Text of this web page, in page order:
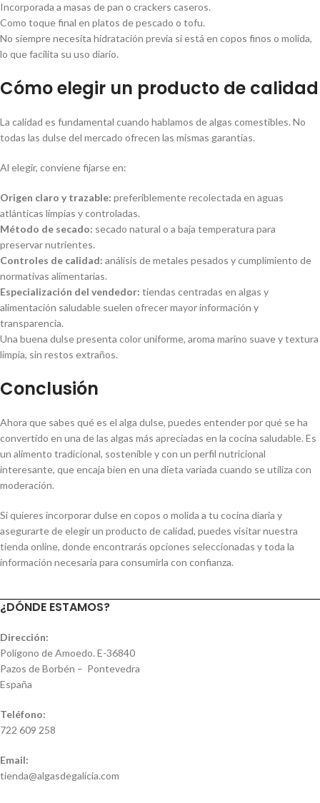
Incorporada a masas de pan o crackers caseros.
Como toque final en platos de pescado o tofu.
No siempre necesita hidratación previa si está en copos finos o molida,
lo que facilita su uso diario.
Cómo elegir un producto de calidad
La calidad es fundamental cuando hablamos de algas comestibles. No
todas las dulse del mercado ofrecen las mismas garantías.
Al elegir, conviene fijarse en:
Origen claro y trazable: preferiblemente recolectada en aguas
atlánticas limpias y controladas.
Método de secado: secado natural o a baja temperatura para
preservar nutrientes.
Controles de calidad: análisis de metales pesados y cumplimiento de
normativas alimentarias.
Especialización del vendedor: tiendas centradas en algas y
alimentación saludable suelen ofrecer mayor información y
transparencia.
Una buena dulse presenta color uniforme, aroma marino suave y textura
limpia, sin restos extraños.
Conclusión
Ahora que sabes qué es el alga dulse, puedes entender por qué se ha
convertido en una de las algas más apreciadas en la cocina saludable. Es
un alimento tradicional, sostenible y con un perfil nutricional
interesante, que encaja bien en una dieta variada cuando se utiliza con
moderación.
Si quieres incorporar dulse en copos o molida a tu cocina diaria y
asegurarte de elegir un producto de calidad, puedes visitar nuestra
tienda online, donde encontrarás opciones seleccionadas y toda la
información necesaria para consumirla con confianza.
¿DÓNDE ESTAMOS?
Dirección:
Polígono de Amoedo. E-36840
Pazos de Borbén – Pontevedra
España
Teléfono:
722 609 258
Email:
tienda@algasdegalicia.com